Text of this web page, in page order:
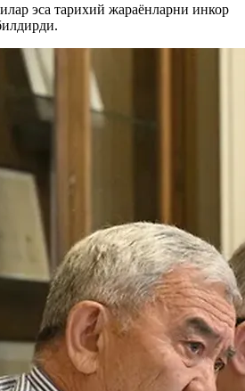
эса тарихий жараёнларни инкор